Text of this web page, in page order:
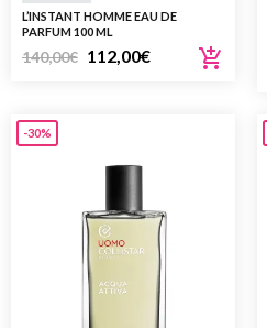
L’INSTANT HOMME EAU DE
PARFUM 100 ML
140,00€ 112,00€
-30%